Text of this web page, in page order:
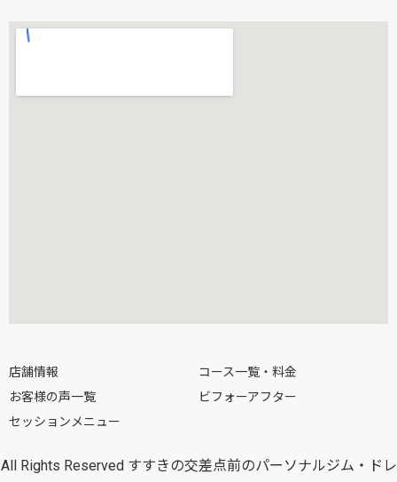
店舗情報
コース一覧・料金
お客様の声一覧
ビフォーアフター
セッションメニュー
All Rights Reserved すすきの交差点前のパーソナルジム・ドレ